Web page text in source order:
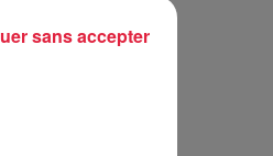
sans accepter